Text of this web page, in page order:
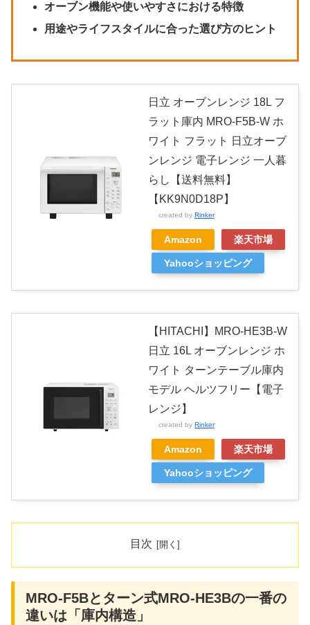
オーブン機能や使いやすさにおける特徴
用途やライフスタイルに合った選び方のヒント
日立 オーブンレンジ 18L フ
ラット庫内 MRO-F5B-W ホ
ワイト フラット 日立オーブ
ンレンジ 電子レンジ 一人暮
らし【送料無料】
【KK9N0D18P】
created by Rinker
Amazon 楽天市場
Yahooショッピング
【HITACHI】MRO-HE3B-W
日立 16L オーブンレンジ ホ
ワイト ターンテーブル庫内
モデル ヘルツフリー【電子
レンジ】
created by Rinker
Amazon 楽天市場
Yahooショッピング
目次
MRO-F5Bとターン式MRO-HE3Bの一番の
違いは「庫内構造」